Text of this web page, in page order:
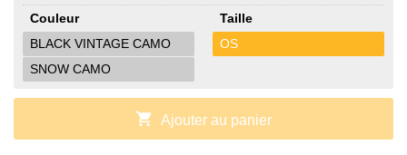
Couleur
BLACK VINTAGE CAMO
SNOW CAMO
Taille
OS
shopping_cart Ajouter au panier